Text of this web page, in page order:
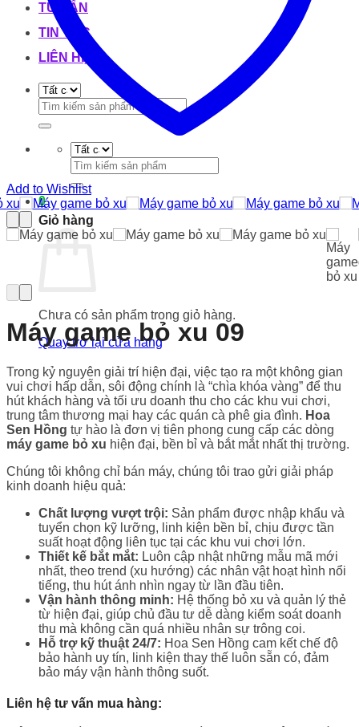
TƯ VẤN
TIN TỨC
LIÊN HỆ
Tìm
kiếm:
Tìm
kiếm:
0
Giỏ hàng
Chưa có sản phẩm trong giỏ hàng.
Quay trở lại cửa hàng
Add to Wishlist
Máy game bỏ xu 09
Trong kỷ nguyên giải trí hiện đại, việc tạo ra một không gian
vui chơi hấp dẫn, sôi động chính là “chìa khóa vàng” để thu
hút khách hàng và tối ưu doanh thu cho các khu vui chơi,
trung tâm thương mại hay các quán cà phê gia đình. Hoa
Sen Hồng tự hào là đơn vị tiên phong cung cấp các dòng
máy game bỏ xu hiện đại, bền bỉ và bắt mắt nhất thị trường.
Chúng tôi không chỉ bán máy, chúng tôi trao gửi giải pháp
kinh doanh hiệu quả:
Chất lượng vượt trội: Sản phẩm được nhập khẩu và
tuyển chọn kỹ lưỡng, linh kiện bền bỉ, chịu được tần
suất hoạt động liên tục tại các khu vui chơi lớn.
Thiết kế bắt mắt: Luôn cập nhật những mẫu mã mới
nhất, theo trend (xu hướng) các nhân vật hoạt hình nổi
tiếng, thu hút ánh nhìn ngay từ lần đầu tiên.
Vận hành thông minh: Hệ thống bỏ xu và quản lý thẻ
từ hiện đại, giúp chủ đầu tư dễ dàng kiểm soát doanh
thu mà không cần quá nhiều nhân sự trông coi.
Hỗ trợ kỹ thuật 24/7: Hoa Sen Hồng cam kết chế độ
bảo hành uy tín, linh kiện thay thế luôn sẵn có, đảm
bảo máy vận hành thông suốt.
Liên hệ tư vấn mua hàng: